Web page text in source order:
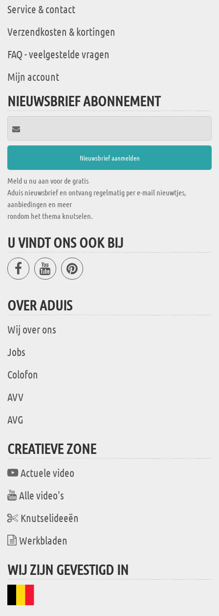
Service & contact
Verzendkosten & kortingen
FAQ - veelgestelde vragen
Mijn account
NIEUWSBRIEF ABONNEMENT
Meld u nu aan voor de gratis
Aduis nieuwsbrief en ontvang regelmatig per e-mail nieuwtjes,
aanbiedingen en meer
rondom het thema knutselen.
U VINDT ONS OOK BIJ
OVER ADUIS
Wij over ons
Jobs
Colofon
AVV
AVG
CREATIEVE ZONE
Actuele video
Alle video's
Knutselideeën
Werkbladen
WIJ ZIJN GEVESTIGD IN